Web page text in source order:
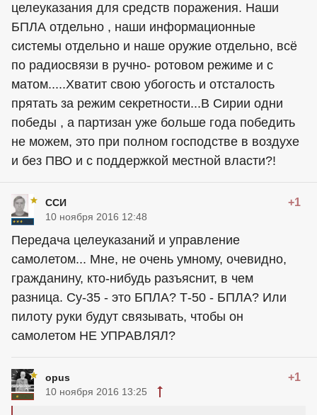
целеуказания для средств поражения. Наши
БПЛА отдельно , наши информационные
системы отдельно и наше оружие отдельно, всё
по радиосвязи в ручно- ротовом режиме и с
матом.....Хватит свою убогость и отсталость
прятать за режим секретности...В Сирии одни
победы , а партизан уже больше года победить
не можем, это при полном господстве в воздухе
и без ПВО и с поддержкой местной власти?!
ССИ +1
10 ноября 2016 12:48
Передача целеуказаний и управление
самолетом... Мне, не очень умному, очевидно,
гражданину, кто-нибудь разъяснит, в чем
разница. Су-35 - это БПЛА? Т-50 - БПЛА? Или
пилоту руки будут связывать, чтобы он
самолетом НЕ УПРАВЛЯЛ?
opus +1
10 ноября 2016 13:25